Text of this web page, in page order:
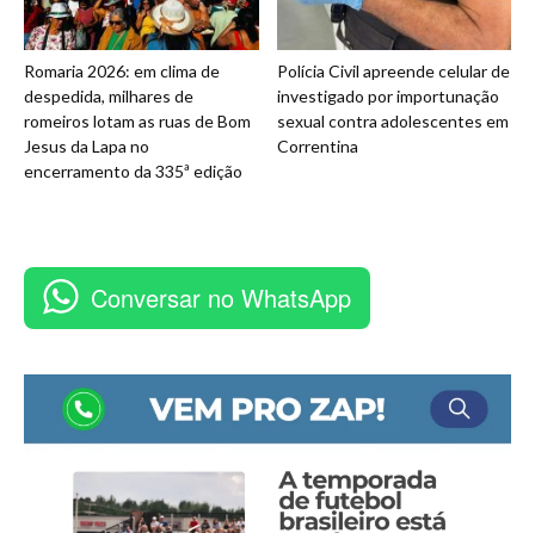
Romaria 2026: em clima de
despedida, milhares de
romeiros lotam as ruas de Bom
Jesus da Lapa no
encerramento da 335ª edição
Polícia Civil apreende celular de
investigado por importunação
sexual contra adolescentes em
Correntina
Conversar no WhatsApp